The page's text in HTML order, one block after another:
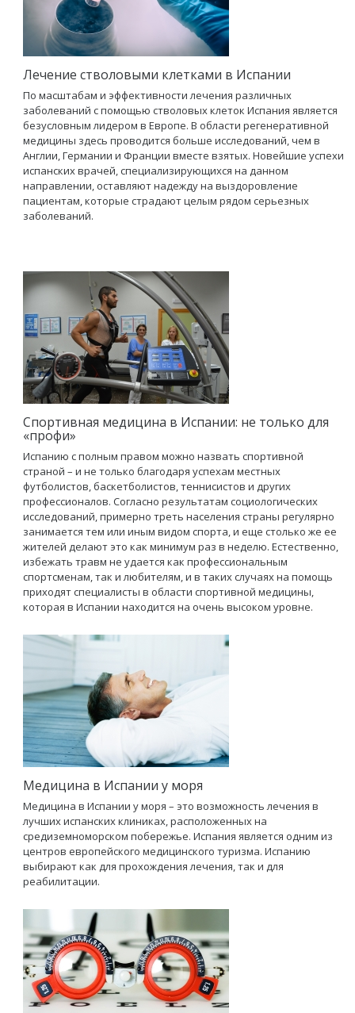
Лечение стволовыми клетками в Испании
По масштабам и эффективности лечения различных
заболеваний с помощью стволовых клеток Испания является
безусловным лидером в Европе. В области регенеративной
медицины здесь проводится больше исследований, чем в
Англии, Германии и Франции вместе взятых. Новейшие успехи
испанских врачей, специализирующихся на данном
направлении, оставляют надежду на выздоровление
пациентам, которые страдают целым рядом серьезных
заболеваний.
Спортивная медицина в Испании: не только для
«профи»
Испанию с полным правом можно назвать спортивной
страной – и не только благодаря успехам местных
футболистов, баскетболистов, теннисистов и других
профессионалов. Согласно результатам социологических
исследований, примерно треть населения страны регулярно
занимается тем или иным видом спорта, и еще столько же ее
жителей делают это как минимум раз в неделю. Естественно,
избежать травм не удается как профессиональным
спортсменам, так и любителям, и в таких случаях на помощь
приходят специалисты в области спортивной медицины,
которая в Испании находится на очень высоком уровне.
Медицина в Испании у моря
Медицина в Испании у моря – это возможность лечения в
лучших испанских клиниках, расположенных на
средиземноморском побережье. Испания является одним из
центров европейского медицинского туризма. Испанию
выбирают как для прохождения лечения, так и для
реабилитации.